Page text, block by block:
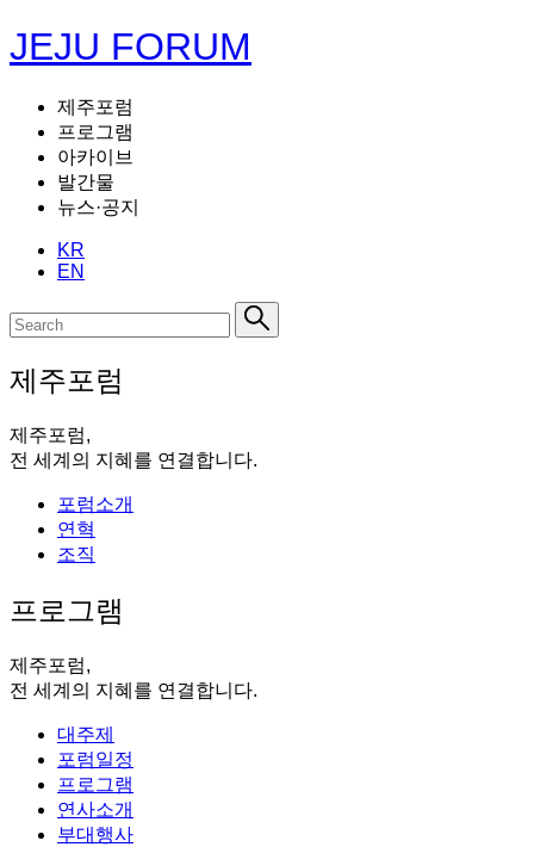
JEJU FORUM
제주포럼
프로그램
아카이브
발간물
뉴스·공지
KR
EN
제주포럼
제주포럼,
전 세계의 지혜를 연결합니다.
포럼소개
연혁
조직
프로그램
제주포럼,
전 세계의 지혜를 연결합니다.
대주제
포럼일정
프로그램
연사소개
부대행사